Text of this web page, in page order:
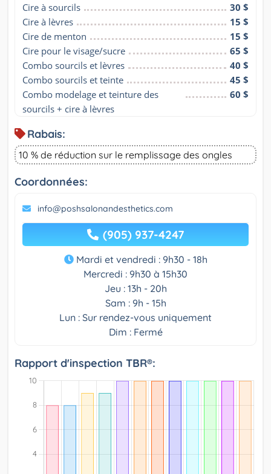
Cire à sourcils
30 $
Cire à lèvres
15 $
Cire de menton
15 $
Cire pour le visage/sucre
65 $
Combo sourcils et lèvres
40 $
Combo sourcils et teinte
45 $
Combo modelage et teinture des
sourcils + cire à lèvres
60 $
Rabais:
10 % de réduction sur le remplissage des ongles
Coordonnées:
info@poshsalonandesthetics.com
(905) 937-4247
Mardi et vendredi : 9h30 - 18h
Mercredi : 9h30 à 15h30
Jeu : 13h - 20h
Sam : 9h - 15h
Lun : Sur rendez-vous uniquement
Dim : Fermé
Rapport d'inspection TBR®: